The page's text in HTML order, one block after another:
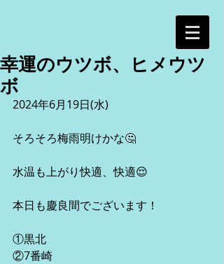
幸運のウツボ、ヒメウツ
ボ
2024年6月19日(水)
そろそろ梅雨明けかな🤔
水温も上がり快適、快適😌
本日も慶良間でございます！
①黒北
②7番崎